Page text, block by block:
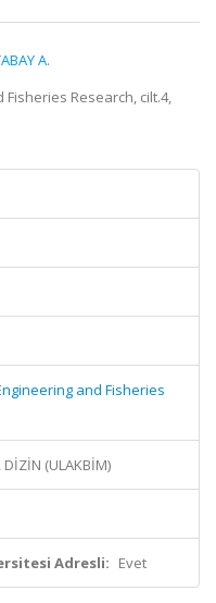
A.
Research, cilt.4,
and Fisheries
DİZİN (ULAKBİM)
Adresli: Evet